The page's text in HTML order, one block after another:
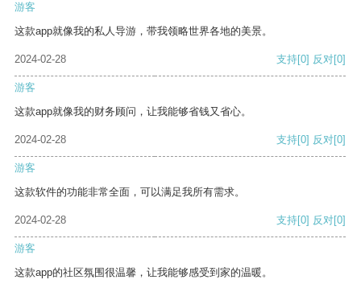
游客
这款app就像我的私人导游，带我领略世界各地的美景。
2024-02-28 支持[0] 反对[0]
游客
这款app就像我的财务顾问，让我能够省钱又省心。
2024-02-28 支持[0] 反对[0]
游客
这款软件的功能非常全面，可以满足我所有需求。
2024-02-28 支持[0] 反对[0]
游客
这款app的社区氛围很温馨，让我能够感受到家的温暖。